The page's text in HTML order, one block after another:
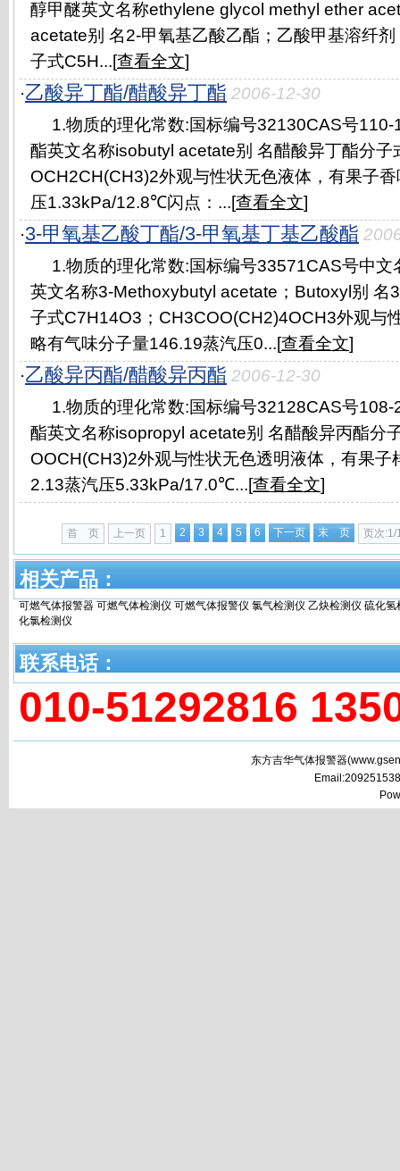
醇甲醚英文名称ethylene glycol methyl ether
acetate别 名2-甲氧基乙酸乙酯；乙酸甲基溶纤
子式C5H...[查看全文]
·乙酸异丁酯/醋酸异丁酯 2006-12-30
1.物质的理化常数:国标编号32130CAS号
酯英文名称isobutyl acetate别 名醋酸异丁酯分
OCH2CH(CH3)2外观与性状无色液体，有果子
压1.33kPa/12.8℃闪点：...[查看全文]
·3-甲氧基乙酸丁酯/3-甲氧基丁基乙酸酯
1.物质的理化常数:国标编号33571CAS号中文
英文名称3-Methoxybutyl acetate；Butoxyl别 名
子式C7H14O3；CH3COO(CH2)4OCH3外观与
略有气味分子量146.19蒸汽压0...[查看全文]
·乙酸异丙酯/醋酸异丙酯 2006-12-30
1.物质的理化常数:国标编号32128CAS号
酯英文名称isopropyl acetate别 名醋酸异丙酯分
OOCH(CH3)2外观与性状无色透明液体，有果子
2.13蒸汽压5.33kPa/17.0℃...[查看全文]
首 页 上一页 1 2 3 4 5 6 下一页 末 页 页次:1/
相关产品：
可燃气体报警器 可燃气体检测仪 可燃气体报警仪 氯气检测仪 乙炔检测仪 硫化氢
化氯检测仪
联系电话：
010-51292816
东方吉华气体报警器(